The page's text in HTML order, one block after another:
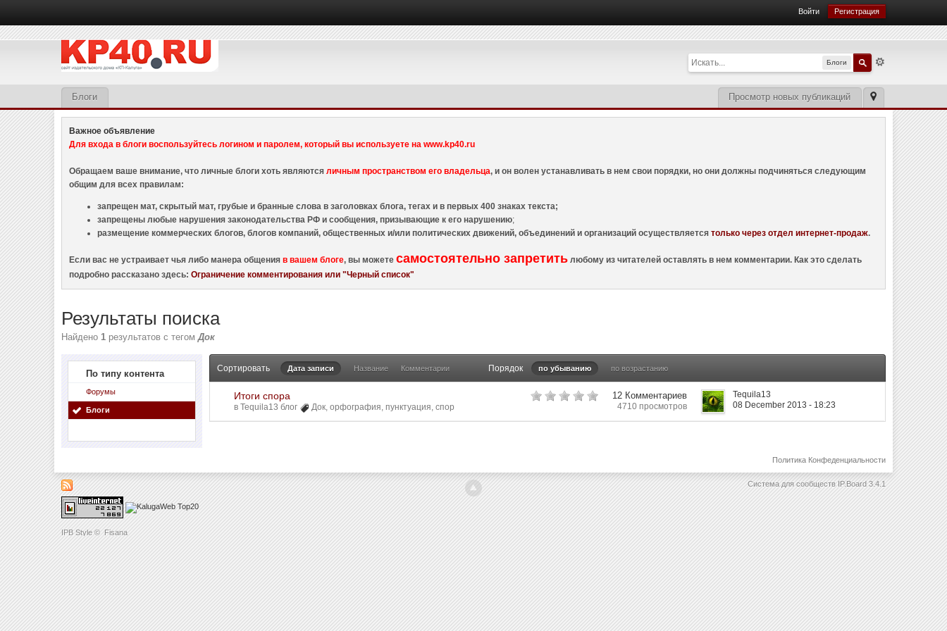
IPB Style © Fisana
Войти Регистрация
Блоги
Просмотр новых публикаций
Блоги
Важное объявление
Для входа в блоги воспользуйтесь логином и паролем, который вы используете на www.kp40.ru
Обращаем ваше внимание, что личные блоги хоть являютсяличным пространством его владельца, и он волен устанавливать в нем свои порядки, но они должны подчиняться следующим
общим для всех правилам:
запрещен мат, скрытый мат, грубые и бранные слова в заголовках блога, тегах и в первых 400 знаках текста;
запрещены любые нарушения законодательства РФ и сообщения, призывающие к его нарушению;
размещение коммерческих блогов, блогов компаний, общественных и/или политических движений, объединений и организаций осуществляетсятолько через отдел интернет-продаж.
Если вас не устраивает чья либо манера общенияв вашем блоге, вы можетесамостоятельно запретить любому из читателей оставлять в нем комментарии. Как это сделать
подробно рассказано здесь:Ограничение комментирования или "Черный список"
Результаты поиска
Найдено1 результатов с тегомДок
По типу контента
Форумы
Блоги
Сортировать Дата записи Название Комментарии Порядок по убыванию по возрастанию
Итоги спора
вTequila13 блог Док,орфография,пунктуация,спор
12 Комментариев
4710 просмотров
Tequila13
08 December 2013 - 18:23
Политика Конфеденциальности
Система для сообществ IP.Board 3.4.1